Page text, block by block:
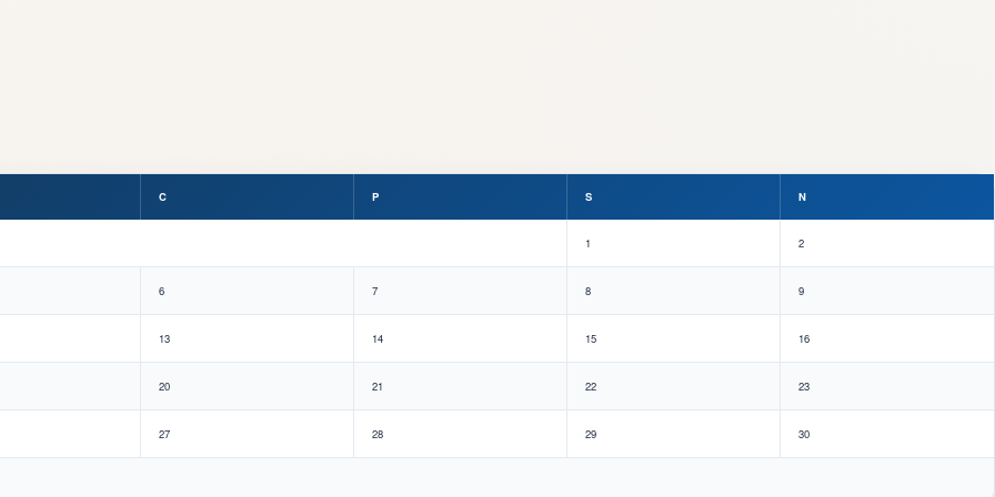
C P S N
1 2
6 7 8 9
13 14 15 16
20 21 22 23
27 28 29 30